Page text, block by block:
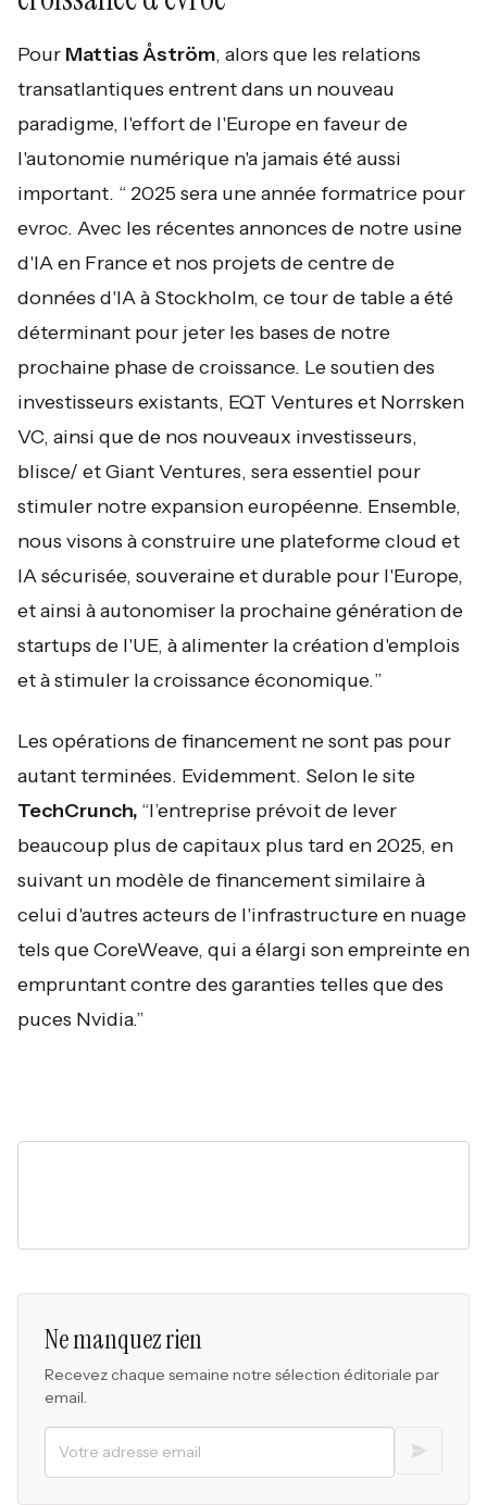
Pour Mattias Åström, alors que les relations
transatlantiques entrent dans un nouveau
paradigme, l'effort de l'Europe en faveur de
l'autonomie numérique n'a jamais été aussi
important. “ 2025 sera une année formatrice pour
evroc. Avec les récentes annonces de notre usine
d'IA en France et nos projets de centre de
données d'IA à Stockholm, ce tour de table a été
déterminant pour jeter les bases de notre
prochaine phase de croissance. Le soutien des
investisseurs existants, EQT Ventures et Norrsken
VC, ainsi que de nos nouveaux investisseurs,
blisce/ et Giant Ventures, sera essentiel pour
stimuler notre expansion européenne. Ensemble,
nous visons à construire une plateforme cloud et
IA sécurisée, souveraine et durable pour l'Europe,
et ainsi à autonomiser la prochaine génération de
startups de l'UE, à alimenter la création d'emplois
et à stimuler la croissance économique.”
Les opérations de financement ne sont pas pour
autant terminées. Evidemment. Selon le site
TechCrunch, “l’entreprise prévoit de lever
beaucoup plus de capitaux plus tard en 2025, en
suivant un modèle de financement similaire à
celui d'autres acteurs de l'infrastructure en nuage
tels que CoreWeave, qui a élargi son empreinte en
empruntant contre des garanties telles que des
puces Nvidia.”
Ne manquez rien
Recevez chaque semaine notre sélection éditoriale par
email.